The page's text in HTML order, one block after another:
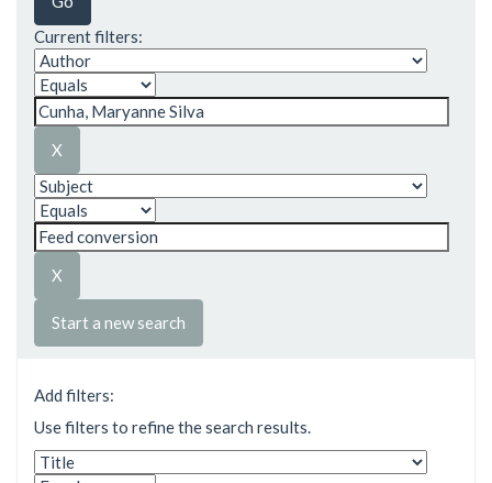
Current filters:
Start a new search
Add filters:
Use filters to refine the search results.